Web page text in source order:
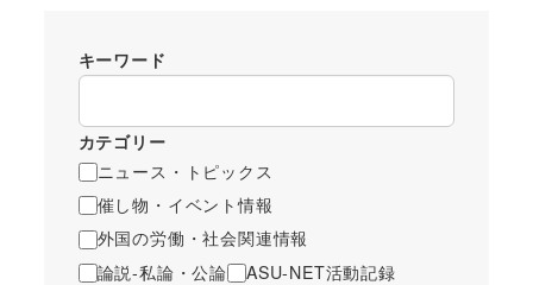
キーワード
カテゴリー
ニュース・トピックス
催し物・イベント情報
外国の労働・社会関連情報
論説-私論・公論
ASU-NET活動記録